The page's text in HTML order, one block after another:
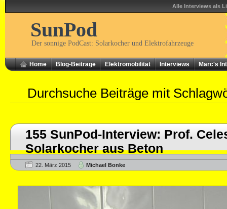
Alle Interviews als
SunPod
Der sonnige PodCast: Solarkocher und Elektrofahrzeuge
Home Blog-Beiträge Elektromobilität Interviews Marc's
Durchsuche Beiträge mit
155 SunPod-Interview: Prof.
Solarkocher aus Beton
22. März 2015 Michael Bonke